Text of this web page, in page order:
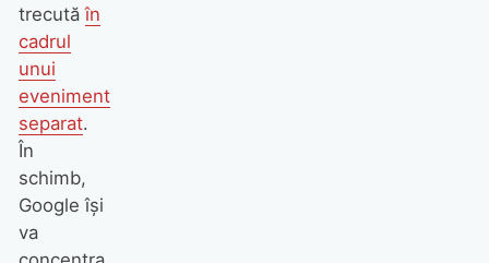
trecutăîn
cadrul
unui
eveniment
separat.
În
schimb,
Google își
va